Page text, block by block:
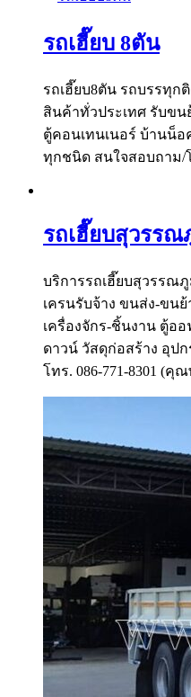
รถเฮี๊ยบ 8ตัน
รถเฮี๊ยบ8ตัน รถบรรทุก
สินค้าทั่วประเทศ รับขน
ตู้คอนเทนเนอร์ บ้านน็
ทุกชนิด สนใจสอบถาม/
รถเฮี๊ยบสุวรรณ
บริการรถเฮี๊ยบสุวรรณ
เครนรับจ้าง ขนส่ง-ขน
เครื่องจักร-ชิ้นงาน ตู้อ
ดาวน์ วัสดุก่อสร้าง อุป
โทร. 086-771-8301 (คุ